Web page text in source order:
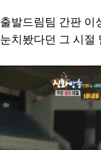
출발드림팀 간판 이
눈치봤다던 그 시절